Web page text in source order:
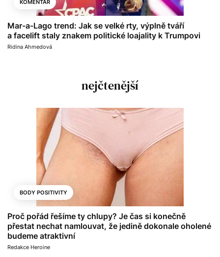
KOMENTÁŘ
Mar-a-Lago trend: Jak se velké rty, výplně tváří
a facelift staly znakem politické loajality k Trumpovi
Ridina Ahmedová
nejčtenější
BODY POSITIVITY
Proč pořád řešíme ty chlupy? Je čas si konečně
přestat nechat namlouvat, že jedině dokonale oholené
budeme atraktivní
Redakce Heroine